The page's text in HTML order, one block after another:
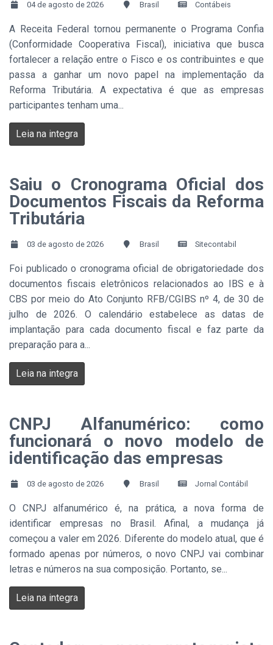
04 de agosto de 2026 Brasil Contábeis
A Receita Federal tornou permanente o Programa Confia
(Conformidade Cooperativa Fiscal), iniciativa que busca
fortalecer a relação entre o Fisco e os contribuintes e que
passa a ganhar um novo papel na implementação da
Reforma Tributária. A expectativa é que as empresas
participantes tenham uma...
Leia na integra
Saiu o Cronograma Oficial dos
Documentos Fiscais da Reforma
Tributária
03 de agosto de 2026 Brasil Sitecontabil
Foi publicado o cronograma oficial de obrigatoriedade dos
documentos fiscais eletrônicos relacionados ao IBS e à
CBS por meio do Ato Conjunto RFB/CGIBS nº 4, de 30 de
julho de 2026. O calendário estabelece as datas de
implantação para cada documento fiscal e faz parte da
preparação para a...
Leia na integra
CNPJ Alfanumérico: como
funcionará o novo modelo de
identificação das empresas
03 de agosto de 2026 Brasil Jornal Contábil
O CNPJ alfanumérico é, na prática, a nova forma de
identificar empresas no Brasil. Afinal, a mudança já
começou a valer em 2026. Diferente do modelo atual, que é
formado apenas por números, o novo CNPJ vai combinar
letras e números na sua composição. Portanto, se...
Leia na integra